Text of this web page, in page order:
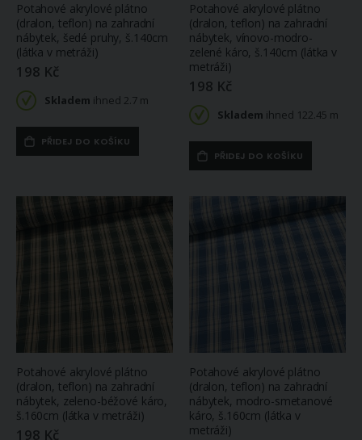
Potahové akrylové plátno
(dralon, teflon) na zahradní
nábytek, šedé pruhy, š.140cm
(látka v metráži)
198 Kč
Skladem ihned 2.7 m
PŘIDEJ DO KOŠÍKU
Potahové akrylové plátno
(dralon, teflon) na zahradní
nábytek, vínovo-modro-
zelené káro, š.140cm (látka v
metráži)
198 Kč
Skladem ihned 122.45 m
PŘIDEJ DO KOŠÍKU
Potahové akrylové plátno
(dralon, teflon) na zahradní
nábytek, zeleno-béžové káro,
š.160cm (látka v metráži)
198 Kč
Potahové akrylové plátno
(dralon, teflon) na zahradní
nábytek, modro-smetanové
káro, š.160cm (látka v
metráži)